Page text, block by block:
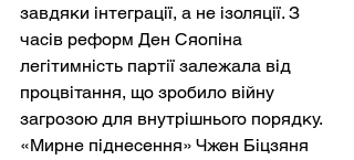
завдяки інтеграції, а не ізоляції. З
часів реформ Ден Сяопіна
легітимність партії залежала від
процвітання, що зробило війну
загрозою для внутрішнього порядку.
«Мирне піднесення» Чжен Біцзяня